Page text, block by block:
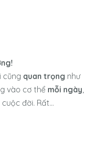
cũng quan trọng như
vào cơ thể mỗi ngày
đời. Rất...